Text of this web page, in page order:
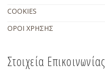
COOKIES
ΟΡΟΙ ΧΡΗΣΗΣ
Στοιχεία Επικοινωνίας